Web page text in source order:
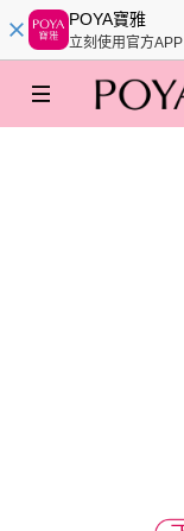
POYA寶雅
立刻使用官方APP